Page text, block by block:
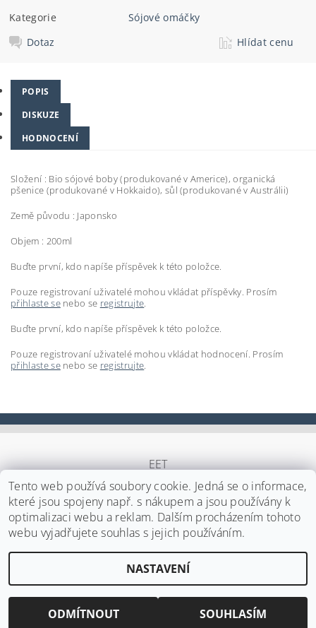
Kategorie
Sójové omáčky
Dotaz
Hlídat cenu
POPIS
DISKUZE
HODNOCENÍ
Složení : Bio sójové boby (produkované v Americe), organická
pšenice (produkované v Hokkaido), sůl (produkované v Austrálii)
Země původu : Japonsko
Objem : 200ml
Buďte první, kdo napíše příspěvek k této položce.
Pouze registrovaní uživatelé mohou vkládat příspěvky. Prosím
přihlaste senebo se registrujte.
Buďte první, kdo napíše příspěvek k této položce.
Pouze registrovaní uživatelé mohou vkládat hodnocení. Prosím
přihlaste senebo se registrujte.
EET
2026 ©Japa Foods s.r.o. , všechna práva vyhrazenaUpravit nastavení cookies
Vytvořil Shoptet
Tento web používá soubory cookie. Jedná se o informace,
které jsou spojeny např. s nákupem a jsou používány k
optimalizaci webu a reklam. Dalším procházením tohoto
webu vyjadřujete souhlas s jejich používáním.
NASTAVENÍ
ODMÍTNOUT SOUHLASÍM